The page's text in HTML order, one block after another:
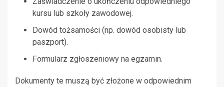
kursu lub szkoły zawodowej.
Dowód tożsamości (np. dowód osobisty lub
paszport).
Formularz zgłoszeniowy na egzamin.
Dokumenty te muszą być złożone w odpowiednim